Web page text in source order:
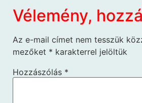
Vélemény,
Az e-mail címet nem tesszük
mezőket * karakterrel jelöltük
Hozzászólás *